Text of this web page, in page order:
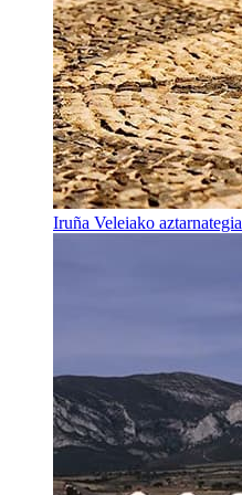
Iruña Veleiako aztarnategia